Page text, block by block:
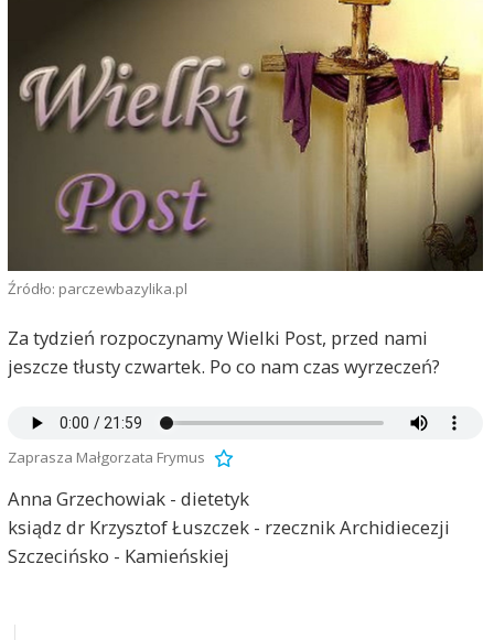
Źródło: parczewbazylika.pl
Za tydzień rozpoczynamy Wielki Post, przed nami
jeszcze tłusty czwartek. Po co nam czas wyrzeczeń?
Zaprasza Małgorzata Frymus
Anna Grzechowiak - dietetyk
ksiądz dr Krzysztof Łuszczek - rzecznik Archidiecezji
Szczecińsko - Kamieńskiej